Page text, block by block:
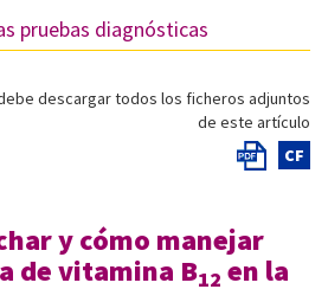
pruebas diagnósticas
descargar todos los ficheros adjuntos
de este artículo
CF
y cómo manejar
de vitamina B12 en la